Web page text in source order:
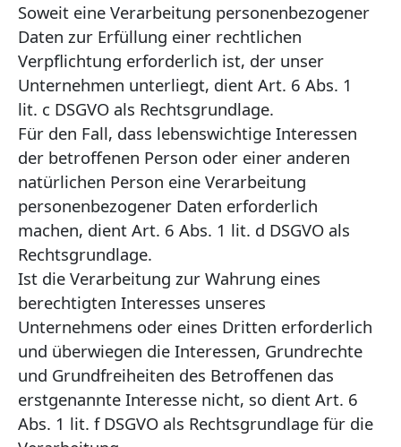
Soweit eine Verarbeitung personenbezogener
Daten zur Erfüllung einer rechtlichen
Verpflichtung erforderlich ist, der unser
Unternehmen unterliegt, dient Art. 6 Abs. 1
lit. c DSGVO als Rechtsgrundlage.
Für den Fall, dass lebenswichtige Interessen
der betroffenen Person oder einer anderen
natürlichen Person eine Verarbeitung
personenbezogener Daten erforderlich
machen, dient Art. 6 Abs. 1 lit. d DSGVO als
Rechtsgrundlage.
Ist die Verarbeitung zur Wahrung eines
berechtigten Interesses unseres
Unternehmens oder eines Dritten erforderlich
und überwiegen die Interessen, Grundrechte
und Grundfreiheiten des Betroffenen das
erstgenannte Interesse nicht, so dient Art. 6
Abs. 1 lit. f DSGVO als Rechtsgrundlage für die